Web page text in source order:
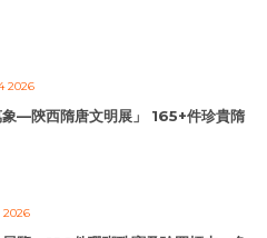
2026
象—陝西隋唐文明展」 165+件珍貴隋
2026